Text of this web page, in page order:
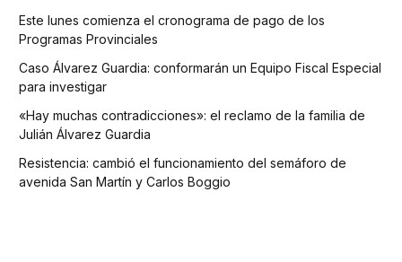
Este lunes comienza el cronograma de pago de los
Programas Provinciales
Caso Álvarez Guardia: conformarán un Equipo Fiscal Especial
para investigar
«Hay muchas contradicciones»: el reclamo de la familia de
Julián Álvarez Guardia
Resistencia: cambió el funcionamiento del semáforo de
avenida San Martín y Carlos Boggio